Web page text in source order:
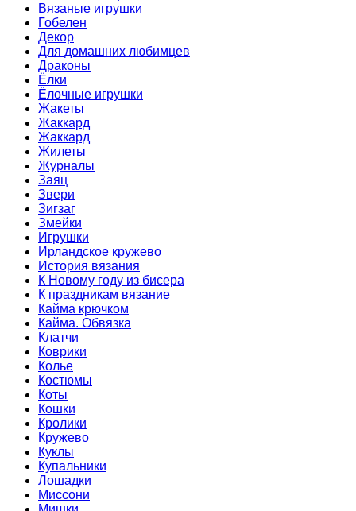
Вязаные игрушки
Гобелен
Декор
Для домашних любимцев
Драконы
Ёлки
Ёлочные игрушки
Жакеты
Жаккард
Жаккард
Жилеты
Журналы
Заяц
Звери
Зигзаг
Змейки
Игрушки
Ирландское кружево
История вязания
К Новому году из бисера
К праздникам вязание
Кайма крючком
Кайма. Обвязка
Клатчи
Коврики
Колье
Костюмы
Коты
Кошки
Кролики
Кружево
Куклы
Купальники
Лошадки
Миссони